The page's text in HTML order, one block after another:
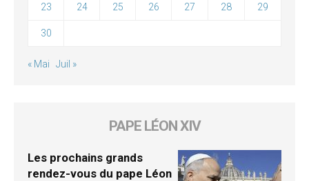
23 24 25 26 27 28 29
30
« Mai Juil »
PAPE LÉON XIV
Les prochains grands
rendez-vous du pape Léon